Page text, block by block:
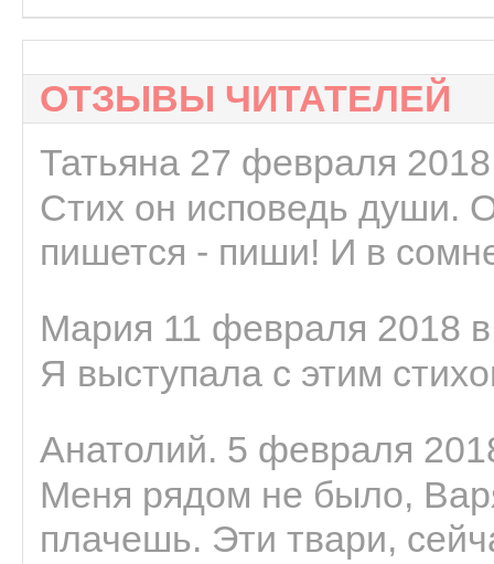
ОТЗЫВЫ ЧИТАТЕЛЕЙ
Татьяна 27 февраля
Стих он исповедь души.
пишется - пиши! И в
Мария 11 февраля 2018
Я выступала с этим
Анатолий. 5 февраля
Меня рядом не было,
плачешь. Эти твари,